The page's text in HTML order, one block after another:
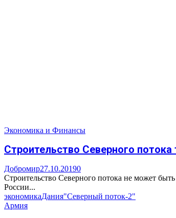
Экономика и Финансы
Строительство Северного
Добромир27.10.20190
Строительство Северного потока не может
России...
экономикаДания"Северный поток-2"
Армия